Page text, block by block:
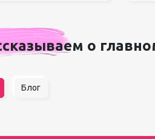
о
Блог